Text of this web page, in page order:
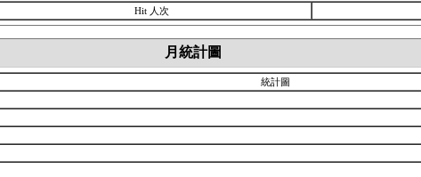
Hit 人次
月統計圖
統計圖